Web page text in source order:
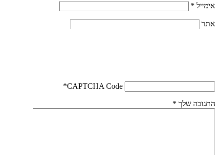
CAPTCHA Code
*
שלך*